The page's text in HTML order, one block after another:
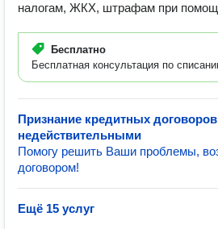
налогам, ЖКХ, штрафам при
Бесплатно
Бесплатная консультация по
Признание кредитных договоров
недействительными
Помогу решить Ваши проблемы,
договором!
Ещё 15 услуг